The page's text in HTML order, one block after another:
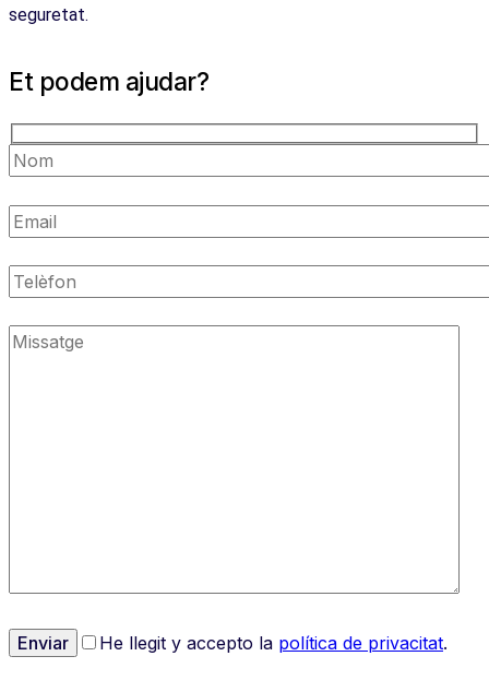
seguretat.
Et podem ajudar?
He llegit y accepto la política de privacitat.